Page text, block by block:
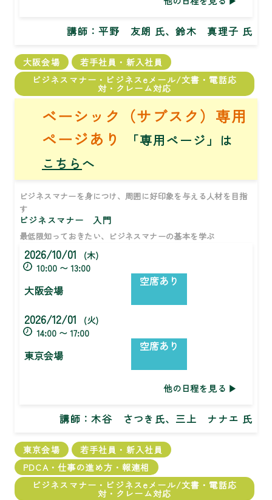
講師：平野 友朗 氏、鈴木 真理子 氏
大阪会場
若手社員・新入社員
ビジネスマナー・ビジネスeメール/文書・電話応
対・クレーム対応
ベーシック（サブスク）専用
ページあり
「専用ページ」は
こちら へ
ビジネスマナーを身につけ、周囲に好印象を与える人材を目指
す
ビジネスマナー 入門
最低限知っておきたい、ビジネスマナーの基本を学ぶ
2026/10/01
(木)
10:00 〜 13:00
大阪会場
空席あり
2026/12/01
(火)
14:00 〜 17:00
東京会場
空席あり
他の日程を見る
講師：木谷 さつき氏、三上 ナナエ 氏
東京会場
若手社員・新入社員
PDCA・仕事の進め方・報連相
ビジネスマナー・ビジネスeメール/文書・電話応
対・クレーム対応